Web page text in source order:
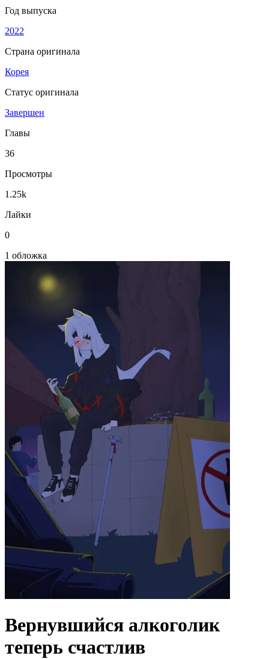
Год выпуска
2022
Страна оригинала
Корея
Статус оригинала
Завершен
Главы
36
Просмотры
1.25k
Лайки
0
1 обложка
Вернувшийся алкоголик
теперь счастлив